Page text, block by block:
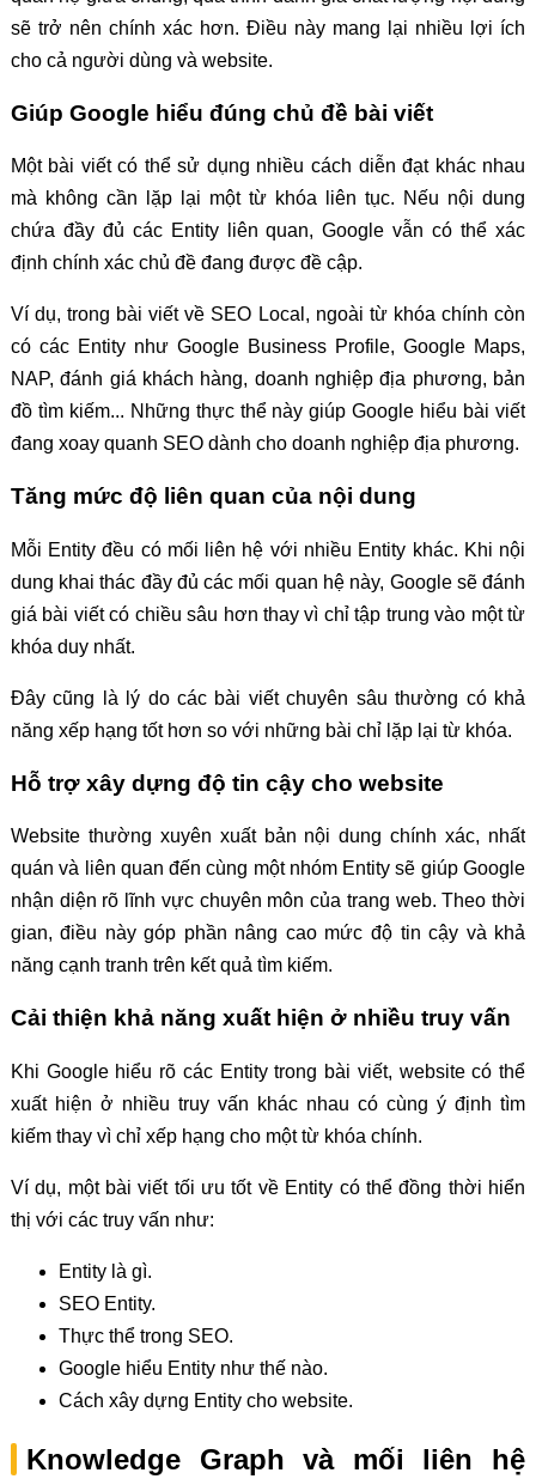
sẽ trở nên chính xác hơn. Điều này mang lại nhiều lợi ích
cho cả người dùng và website.
Giúp Google hiểu đúng chủ đề bài viết
Một bài viết có thể sử dụng nhiều cách diễn đạt khác nhau
mà không cần lặp lại một từ khóa liên tục. Nếu nội dung
chứa đầy đủ các Entity liên quan, Google vẫn có thể xác
định chính xác chủ đề đang được đề cập.
Ví dụ, trong bài viết về SEO Local, ngoài từ khóa chính còn
có các Entity như Google Business Profile, Google Maps,
NAP, đánh giá khách hàng, doanh nghiệp địa phương, bản
đồ tìm kiếm... Những thực thể này giúp Google hiểu bài viết
đang xoay quanh SEO dành cho doanh nghiệp địa phương.
Tăng mức độ liên quan của nội dung
Mỗi Entity đều có mối liên hệ với nhiều Entity khác. Khi nội
dung khai thác đầy đủ các mối quan hệ này, Google sẽ đánh
giá bài viết có chiều sâu hơn thay vì chỉ tập trung vào một từ
khóa duy nhất.
Đây cũng là lý do các bài viết chuyên sâu thường có khả
năng xếp hạng tốt hơn so với những bài chỉ lặp lại từ khóa.
Hỗ trợ xây dựng độ tin cậy cho website
Website thường xuyên xuất bản nội dung chính xác, nhất
quán và liên quan đến cùng một nhóm Entity sẽ giúp Google
nhận diện rõ lĩnh vực chuyên môn của trang web. Theo thời
gian, điều này góp phần nâng cao mức độ tin cậy và khả
năng cạnh tranh trên kết quả tìm kiếm.
Cải thiện khả năng xuất hiện ở nhiều truy vấn
Khi Google hiểu rõ các Entity trong bài viết, website có thể
xuất hiện ở nhiều truy vấn khác nhau có cùng ý định tìm
kiếm thay vì chỉ xếp hạng cho một từ khóa chính.
Ví dụ, một bài viết tối ưu tốt về Entity có thể đồng thời hiển
thị với các truy vấn như:
Entity là gì.
SEO Entity.
Thực thể trong SEO.
Google hiểu Entity như thế nào.
Cách xây dựng Entity cho website.
Knowledge Graph và mối liên hệ